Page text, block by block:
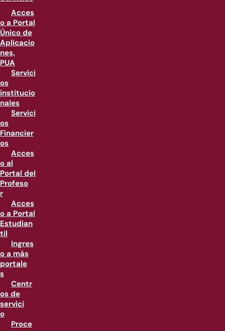
Acces
o a Portal
Único de
Aplicacio
nes,
PUA
Servici
os
institucio
nales
Servici
os
Financier
os
Acces
o al
Portal del
Profeso
r
Acces
o a Portal
Estudian
til
Ingres
o a más
portale
s
Centr
os de
servici
o
Proce